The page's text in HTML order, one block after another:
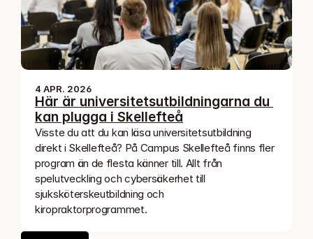
4 APR. 2026
Här är universitetsutbildningarna du
kan plugga i Skellefteå
Visste du att du kan läsa universitetsutbildning
direkt i Skellefteå? På Campus Skellefteå finns fler
program än de flesta känner till. Allt från
spelutveckling och cybersäkerhet till
sjuksköterskeutbildning och
kiropraktorprogrammet.